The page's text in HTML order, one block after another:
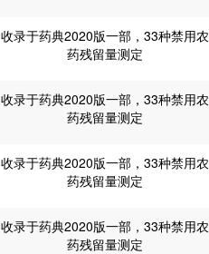
收录于药典2020版一部，33种禁用农
药残留量测定
收录于药典2020版一部，33种禁用农
药残留量测定
收录于药典2020版一部，33种禁用农
药残留量测定
收录于药典2020版一部，33种禁用农
药残留量测定